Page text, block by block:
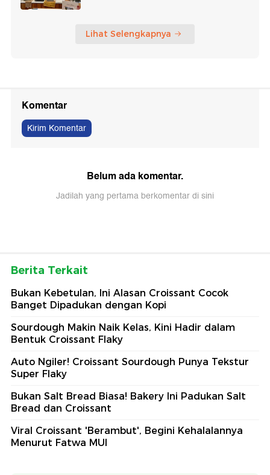
Lihat Selengkapnya
Komentar
Kirim Komentar
Belum ada komentar.
Jadilah yang pertama berkomentar di sini
Berita Terkait
Bukan Kebetulan, Ini Alasan Croissant Cocok
Banget Dipadukan dengan Kopi
Sourdough Makin Naik Kelas, Kini Hadir dalam
Bentuk Croissant Flaky
Auto Ngiler! Croissant Sourdough Punya Tekstur
Super Flaky
Bukan Salt Bread Biasa! Bakery Ini Padukan Salt
Bread dan Croissant
Viral Croissant 'Berambut', Begini Kehalalannya
Menurut Fatwa MUI